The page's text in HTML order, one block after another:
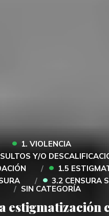
• 1. VIOLENCIA
Y/O
• 1.5
• 3.2 CENSURA
SIN CATEGORÍA
estigmatización